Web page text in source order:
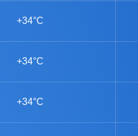
+34°C
+34°C
+34°C